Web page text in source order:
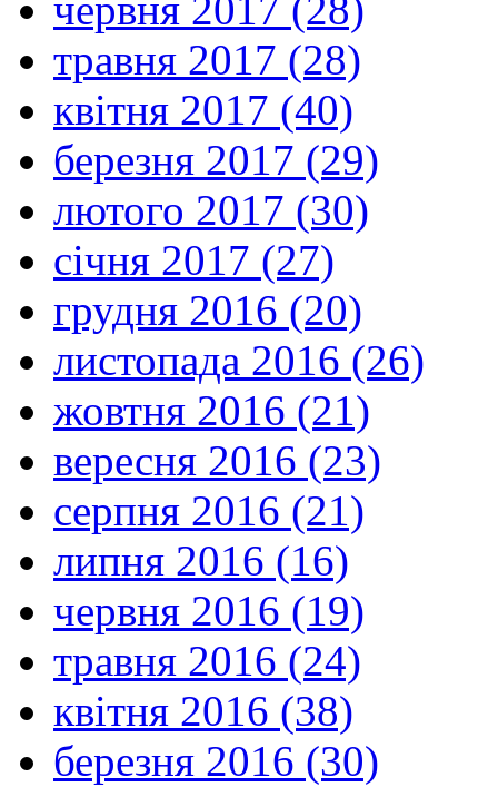
травня 2017 (28)
квітня 2017 (40)
березня 2017 (29)
лютого 2017 (30)
січня 2017 (27)
грудня 2016 (20)
листопада 2016 (26)
жовтня 2016 (21)
вересня 2016 (23)
серпня 2016 (21)
липня 2016 (16)
червня 2016 (19)
травня 2016 (24)
квітня 2016 (38)
березня 2016 (30)